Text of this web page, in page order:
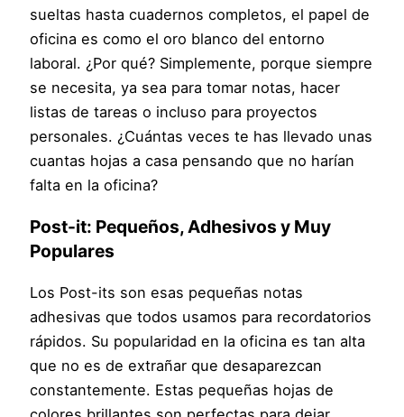
sueltas hasta cuadernos completos, el papel de
oficina es como el oro blanco del entorno
laboral. ¿Por qué? Simplemente, porque siempre
se necesita, ya sea para tomar notas, hacer
listas de tareas o incluso para proyectos
personales. ¿Cuántas veces te has llevado unas
cuantas hojas a casa pensando que no harían
falta en la oficina?
Post-it: Pequeños, Adhesivos y Muy
Populares
Los Post-its son esas pequeñas notas
adhesivas que todos usamos para recordatorios
rápidos. Su popularidad en la oficina es tan alta
que no es de extrañar que desaparezcan
constantemente. Estas pequeñas hojas de